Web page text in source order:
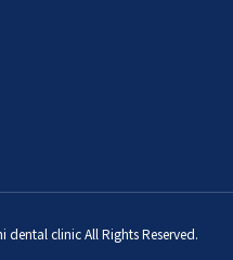
clinic All Rights Reserved.